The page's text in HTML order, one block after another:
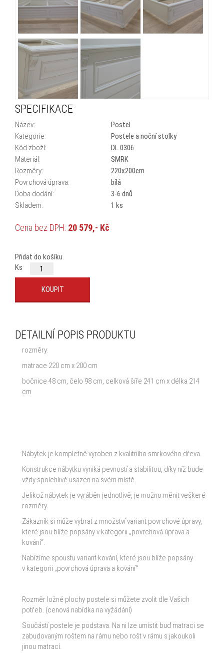
SPECIFIKACE
Název:
Postel
Kategorie:
Postele a noční stolky
Kód zboží:
DL 0306
Materiál:
SMRK
Rozměry:
220x200cm
Povrchová úprava:
bílá
Doba dodání:
3-6 dnů
Skladem:
1 ks
Cena bez DPH: 20 579,- Kč
Přidat do košíku
Ks
DETAILNÍ POPIS PRODUKTU
rozměry:
matrace 220 cm x 200 cm
bočnice 48 cm, čelo 98 cm, celková šíře 241 cm x délka 214
cm
Nábytek je kompletně vyroben z kvalitního smrkového dřeva.
Konstrukce nábytku vyniká pevností a stabilitou, díky níž bude
vždy spolehlivě usazen na svém místě.
Jelikož nábytek je vyráběn jednotlivě, je možno měnit veškeré
rozměry.
Zákazník si může vybrat z množství variant povrchové úpravy,
které jsou blíže popsány v kategorii „povrchová úprava a
kování“.
Nabízíme spoustu variant kování, které jsou blíže popsány
v kategorii „povrchová úprava a kování“
Rozměr ložné plochy postele si můžete zvolit dle Vašich
potřeb. (cenová nabídka na vyžádání)
Součástí postele je podstava. Na ni lze umístit buď matraci se
zabudovaným roštem na rámu nebo rošt v rámu s jakoukoli
jinou matrací.